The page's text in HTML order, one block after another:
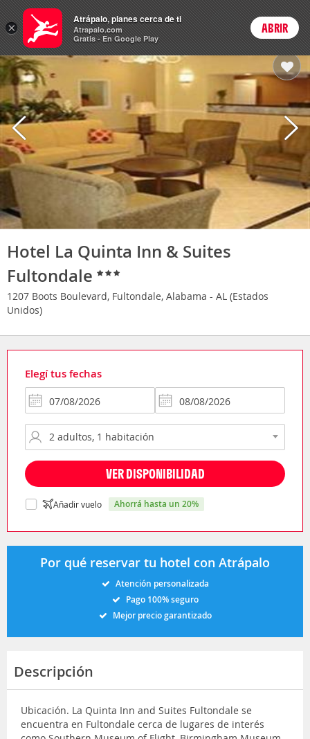
Hoteles Precios en
ARSCambiar moneda
Login
Hotel La Quinta Inn & Suites
Fultondale
1207 Boots Boulevard, Fultondale, Alabama - AL (Estados
Unidos)
Elegí tus fechas
VER DISPONIBILIDAD
Añadir vuelo ahorrá hasta un 20%
Por qué reservar tu hotel con Atrápalo
Atención personalizada
Pago 100% seguro
Mejor precio garantizado
Descripción
Ubicación. La Quinta Inn and Suites Fultondale se
encuentra en Fultondale cerca de lugares de interés
×
Atrápalo, planes cerca de ti
Atrapalo.com
Gratis - En Google Play
ABRIR